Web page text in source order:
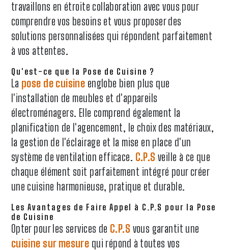
travaillons en étroite collaboration avec vous pour
comprendre vos besoins et vous proposer des
solutions personnalisées qui répondent parfaitement
à vos attentes.
Qu'est-ce que la Pose de Cuisine ?
La pose de cuisine englobe bien plus que
l'installation de meubles et d'appareils
électroménagers. Elle comprend également la
planification de l'agencement, le choix des matériaux,
la gestion de l'éclairage et la mise en place d'un
système de ventilation efficace. C.P.S veille à ce que
chaque élément soit parfaitement intégré pour créer
une cuisine harmonieuse, pratique et durable.
Les Avantages de Faire Appel à C.P.S pour la Pose
de Cuisine
Opter pour les services de C.P.S vous garantit une
cuisine sur mesure qui répond à toutes vos